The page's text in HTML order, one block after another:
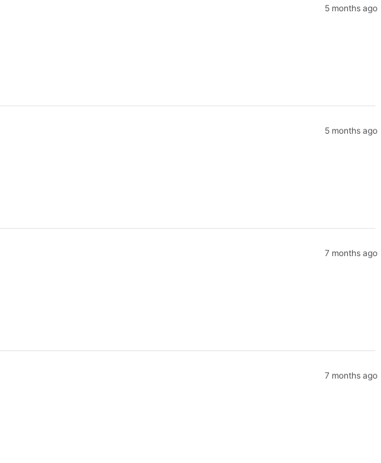
5 months ago
5 months ago
7 months ago
7 months ago